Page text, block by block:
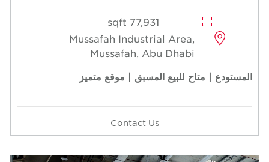
77,931 sqft
Mussafah Industrial Area,
Mussafah, Abu Dhabi
المستودع | متاح للبيع المسبق | موقع متميز
Contact Us